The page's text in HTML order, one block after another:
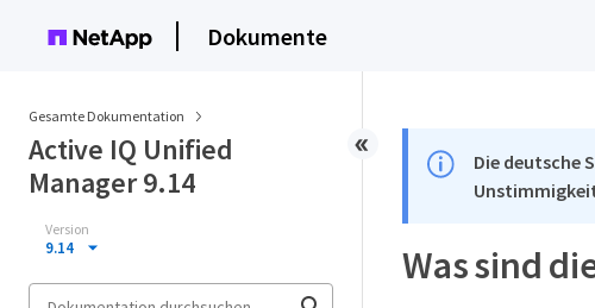
Dokumente
Gesamte Dokumentation
Active IQ Unified
Manager 9.14
Version
9.14
Die deutsche
Was sind